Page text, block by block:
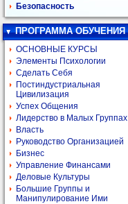
Безопасность
ПРОГРАММА ОБУЧЕНИЯ
ОСНОВНЫЕ КУРСЫ
Элементы Психологии
Сделать Себя
Постиндустриальная
Цивилизация
Успех Общения
Лидерство в Малых Группах
Власть
Руководство Организацией
Бизнес
Управление Финансами
Деловые Культуры
Большие Группы и
Манипулирование Ими